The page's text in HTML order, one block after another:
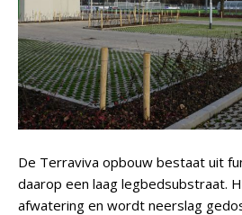
De Terraviva opbouw bestaat uit
daarop een laag legbedsubstraat.
afwatering en wordt neerslag